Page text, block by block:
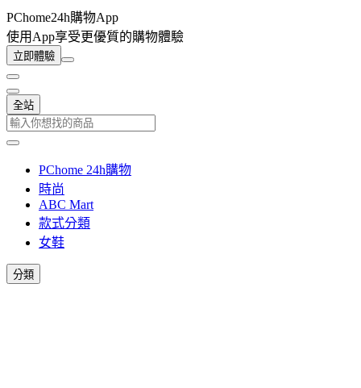
PChome24h購物App
使用App享受更優質的購物體驗
立即體驗
全站
PChome 24h購物
時尚
ABC Mart
款式分類
女鞋
分類